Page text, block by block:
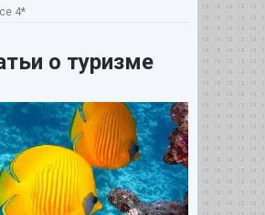
4*
о туризме